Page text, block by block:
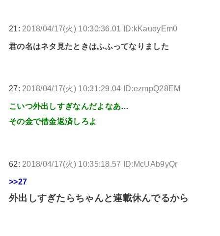
21: 2018/04/17(火) 10:30:36.01 ID:kKauoyEm0
君の名はネタ見たときはふふってなりました
27: 2018/04/17(火) 10:31:29.04 ID:ezmpQ28EM
こいつ外出しすぎなんだよなあ…
その金で借金返済しろよ
62: 2018/04/17(火) 10:35:18.57 ID:McUAb9yQr
>>27
外出しすぎたらちゃんと連載休んでるから